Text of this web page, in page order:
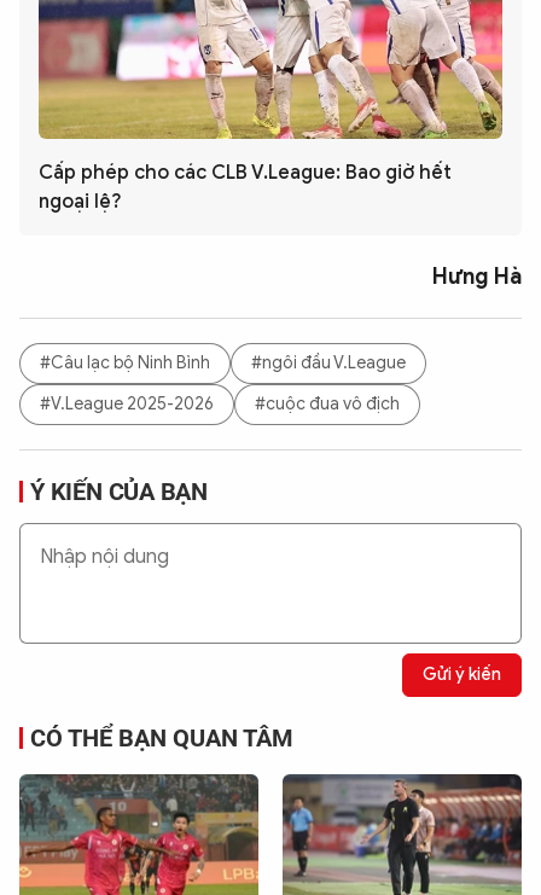
Cấp phép cho các CLB V.League: Bao giờ hết
ngoại lệ?
Hưng Hà
#Câu lạc bộ Ninh Bình
#ngôi đầu V.League
#V.League 2025-2026
#cuộc đua vô địch
Ý KIẾN CỦA BẠN
Gửi ý kiến
CÓ THỂ BẠN QUAN TÂM